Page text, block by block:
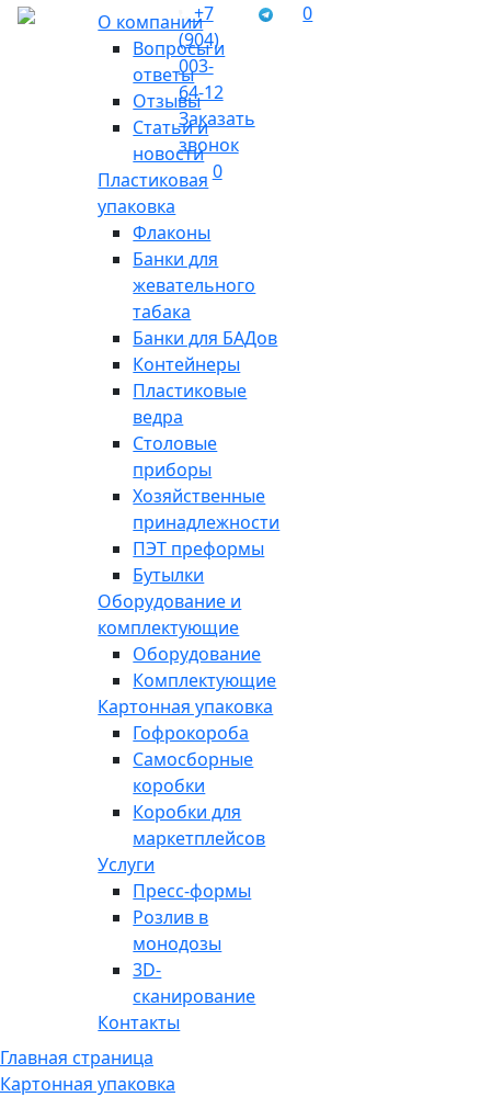
О компании
Вопросы и
ответы
Отзывы
Статьи и
новости
Пластиковая
упаковка
Флаконы
Банки для
жевательного
табака
Банки для БАДов
Контейнеры
Пластиковые
ведра
Столовые
приборы
Хозяйственные
принадлежности
ПЭТ преформы
Бутылки
Оборудование и
комплектующие
Оборудование
Комплектующие
Картонная упаковка
Гофрокороба
Самосборные
коробки
Коробки для
маркетплейсов
Услуги
Пресс-формы
Розлив в
монодозы
3D-
сканирование
Контакты
+7
(904)
003-
64-12
Заказать
звонок
0
0
Главная страница
Картонная упаковка